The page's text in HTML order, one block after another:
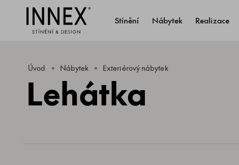
Stínění Nábytek Realizace
Úvod Nábytek Exteriérový nábytek
Lehátka